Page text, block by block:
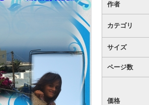
作者
カテゴリ
サイズ
ページ数
価格